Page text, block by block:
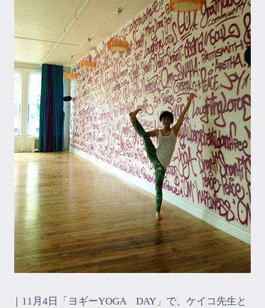
｜11月4日「ヨギーYOGA DAY」で、ケイコ先生と